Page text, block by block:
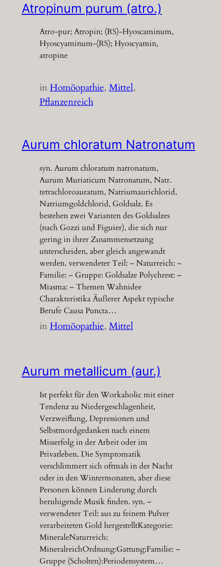
Atropinum purum (atro.)
Atro-pur; Atropin; (RS)-Hyoscaminum,
Hyoscyaminum-(RS); Hyoscyamin,
atropine
inHomöopathie, Mittel
Pflanzenreich
Aurum chloratum Natronatum
syn. Aurum chloratum natronatum,
Aurum Muriaticum Natronatum, Natr.
tetrachloroauratum, Natriumaurichlorid,
Natriumgoldchlorid, Goldsalz. Es
bestehen zwei Varianten des Goldsalzes
(nach Gozzi und Figuier), die sich nur
gering in ihrer Zusammensetzung
unterscheiden, aber gleich angewandt
werden. verwendeter Teil: – Naturreich: –
Familie: – Gruppe: Goldsalze Polychrest: –
Miasma: – Themen Wahnidee
Charakteristika Äußerer Aspekt typische
Berufe Causa Puncta…
inHomöopathie, Mittel
Aurum metallicum (aur.)
Ist perfekt für den Workaholic mit einer
Tendenz zu Niedergeschlagenheit,
Verzweiflung, Depressionen und
Selbstmordgedanken nach einem
Misserfolg in der Arbeit oder im
Privatleben. Die Symptomatik
verschlimmert sich oftmals in der Nacht
oder in den Wintermonaten, aber diese
Personen können Linderung durch
beruhigende Musik finden. syn. –
verwendeter Teil: aus zu feinem Pulver
verarbeiteten Gold hergestelltKategorie:
MineraleNaturreich:
MineralreichOrdnung:Gattung:Familie: –
Gruppe (Scholten):Periodensystem…